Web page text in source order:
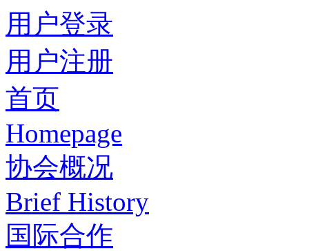
用户登录
用户注册
首页
Homepage
协会概况
Brief History
国际合作